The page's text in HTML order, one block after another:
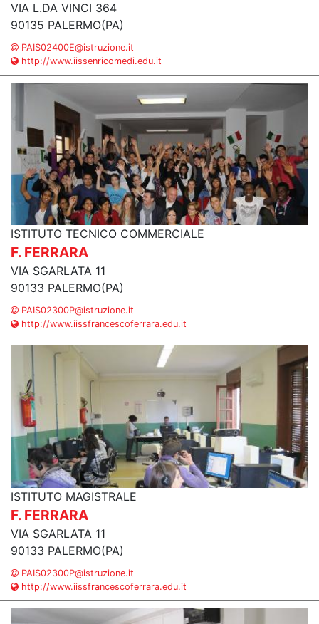
VIA L.DA VINCI 364
90135 PALERMO(PA)
PAIS02400E@istruzione.it
http://www.iissenricomedi.edu.it
ISTITUTO TECNICO COMMERCIALE
F. FERRARA
VIA SGARLATA 11
90133 PALERMO(PA)
PAIS02300P@istruzione.it
http://www.iissfrancescoferrara.edu.it
ISTITUTO MAGISTRALE
F. FERRARA
VIA SGARLATA 11
90133 PALERMO(PA)
PAIS02300P@istruzione.it
http://www.iissfrancescoferrara.edu.it